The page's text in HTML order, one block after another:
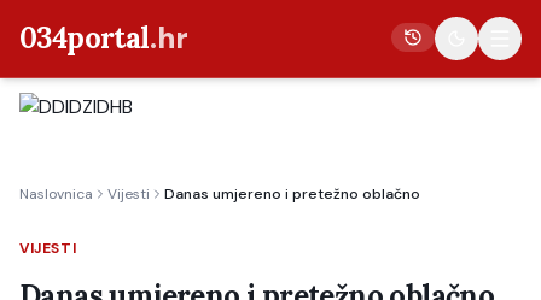
034portal.hr
Crna kronika
Poljoprivreda
Politika
Naslovnica Vijesti Danas umjereno i pretežno oblačno
VIJESTI